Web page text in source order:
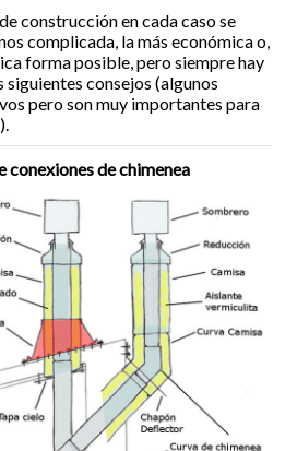
construcción en cada caso se
complicada, la más económica o,
forma posible, pero siempre hay
siguientes consejos (algunos
pero son muy importantes para
conexiones de chimenea